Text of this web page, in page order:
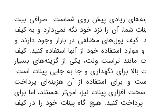
زیادی پیش روی شماست. صرافی بیت
شما، آن را نزد خود نگه نمی‌دارد و به کیف
کیف پول‌های مختلفی در بازار وجود دارند و
موارد استفاده خود از آنها استفاده کنید. کیف
مانند تراست ولت، یکی از گزینه‌های بسیار
بالا برای نگهداری و جا به جایی پینات است.
و برای استفاده از آن هزینه‌ای پرداخت
سخت افزاری پینات نیز، امن‌تر هستند، اما برای
پرداخت کنید. هیچ گاهپینات خود را در کیف